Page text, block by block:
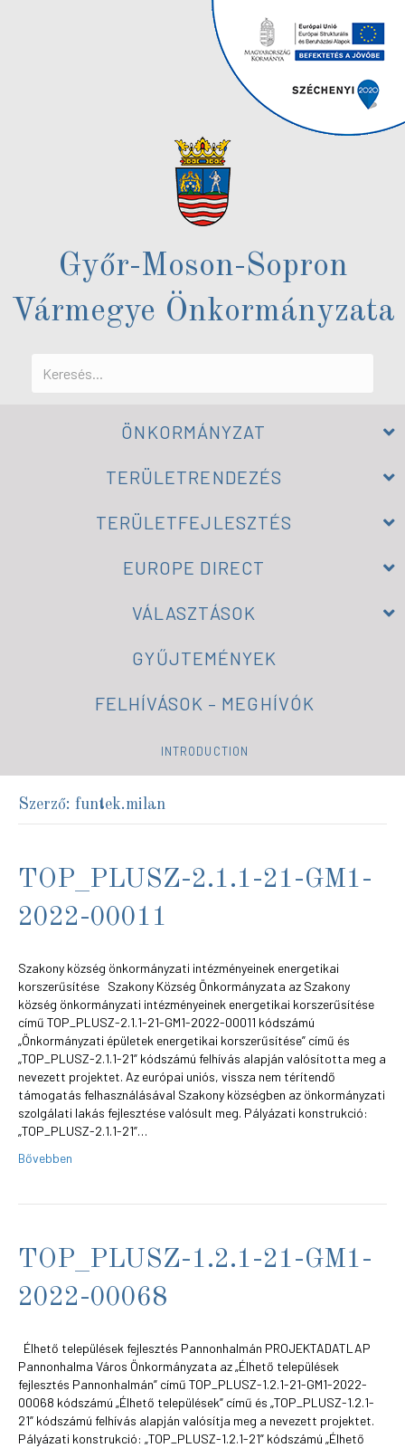
Győr-Moson-Sopron
Vármegye Önkormányzata
ÖNKORMÁNYZAT
TERÜLETRENDEZÉS
TERÜLETFEJLESZTÉS
EUROPE DIRECT
VÁLASZTÁSOK
GYŰJTEMÉNYEK
FELHÍVÁSOK – MEGHÍVÓK
INTRODUCTION
Szerző: funtek.milan
TOP_PLUSZ-2.1.1-21-GM1-
2022-00011
Szakony község önkormányzati intézményeinek energetikai
korszerűsítése Szakony Község Önkormányzata az Szakony
község önkormányzati intézményeinek energetikai korszerűsítése
című TOP_PLUSZ-2.1.1-21-GM1-2022-00011 kódszámú
„Önkormányzati épületek energetikai korszerűsítése” című és
„TOP_PLUSZ-2.1.1-21” kódszámú felhívás alapján valósította meg a
nevezett projektet. Az európai uniós, vissza nem térítendő
támogatás felhasználásával Szakony községben az önkormányzati
szolgálati lakás fejlesztése valósult meg. Pályázati konstrukció:
„TOP_PLUSZ-2.1.1-21”…
Bővebben
TOP_PLUSZ-1.2.1-21-GM1-
2022-00068
Élhető települések fejlesztés Pannonhalmán PROJEKTADATLAP
Pannonhalma Város Önkormányzata az „Élhető települések
fejlesztés Pannonhalmán” című TOP_PLUSZ-1.2.1-21-GM1-2022-
00068 kódszámú „Élhető települések” című és „TOP_PLUSZ-1.2.1-
21” kódszámú felhívás alapján valósítja meg a nevezett projektet.
Pályázati konstrukció: „TOP_PLUSZ-1.2.1-21” kódszámú „Élhető